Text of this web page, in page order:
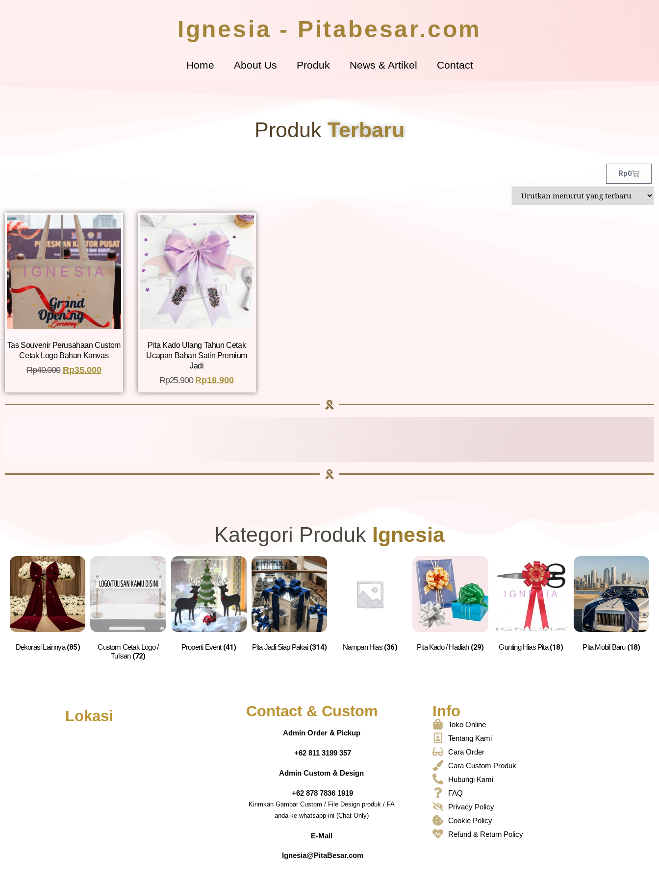
Ignesia - Pitabesar.com
Home About Us Produk News & Artikel Contact
Produk Terbaru
Rp0
Tas Souvenir Perusahaan Custom
Cetak Logo Bahan Kanvas
Rp40.000 Rp35.000
Pita Kado Ulang Tahun Cetak
Ucapan Bahan Satin Premium
Jadi
Rp25.900 Rp18.900
Kategori Produk Ignesia
Dekorasi Lainnya(85)
Custom Cetak Logo /
Tulisan (72)
Properti Event (41) Pita Jadi Siap Pakai(314) Nampan Hias (36) Pita Kado / Hadiah (29) Gunting Hias Pita(18) Pita Mobil Baru (18)
Lokasi Contact & Custom
Admin Order & Pickup
+62 811 3199 357
Admin Custom & Design
+62 878 7836 1919
Kirimkan Gambar Custom / File Design produk / FA
anda ke whatsapp ini (Chat Only)
E-Mail
Ignesia@PitaBesar.com
Info
Toko Online
Tentang Kami
Cara Order
Cara Custom Produk
Hubungi Kami
FAQ
Privacy Policy
Cookie Policy
Refund & Return Policy